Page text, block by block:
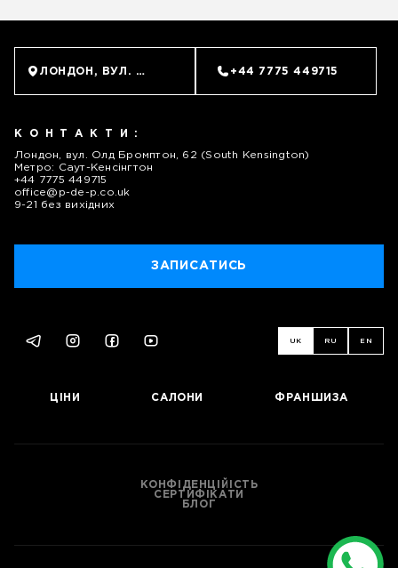
ЛОНДОН, ВУЛ. ОЛД БРОМПТОН, 62 (SOUTH
+44 7775 449715
КОНТАКТИ:
Лондон, вул. Олд Бромптон, 62 (South Kensington)
Метро: Саут-Кенсінгтон
+44 7775 449715
office@p-de-p.co.uk
9-21 без вихідних
ЗАПИСАТИСЬ
UK RU EN
ЦІНИ САЛОНИ ФРАНШИЗА
КОНФІДЕНЦІЙІСТЬ
СЕРТИФІКАТИ
БЛОГ